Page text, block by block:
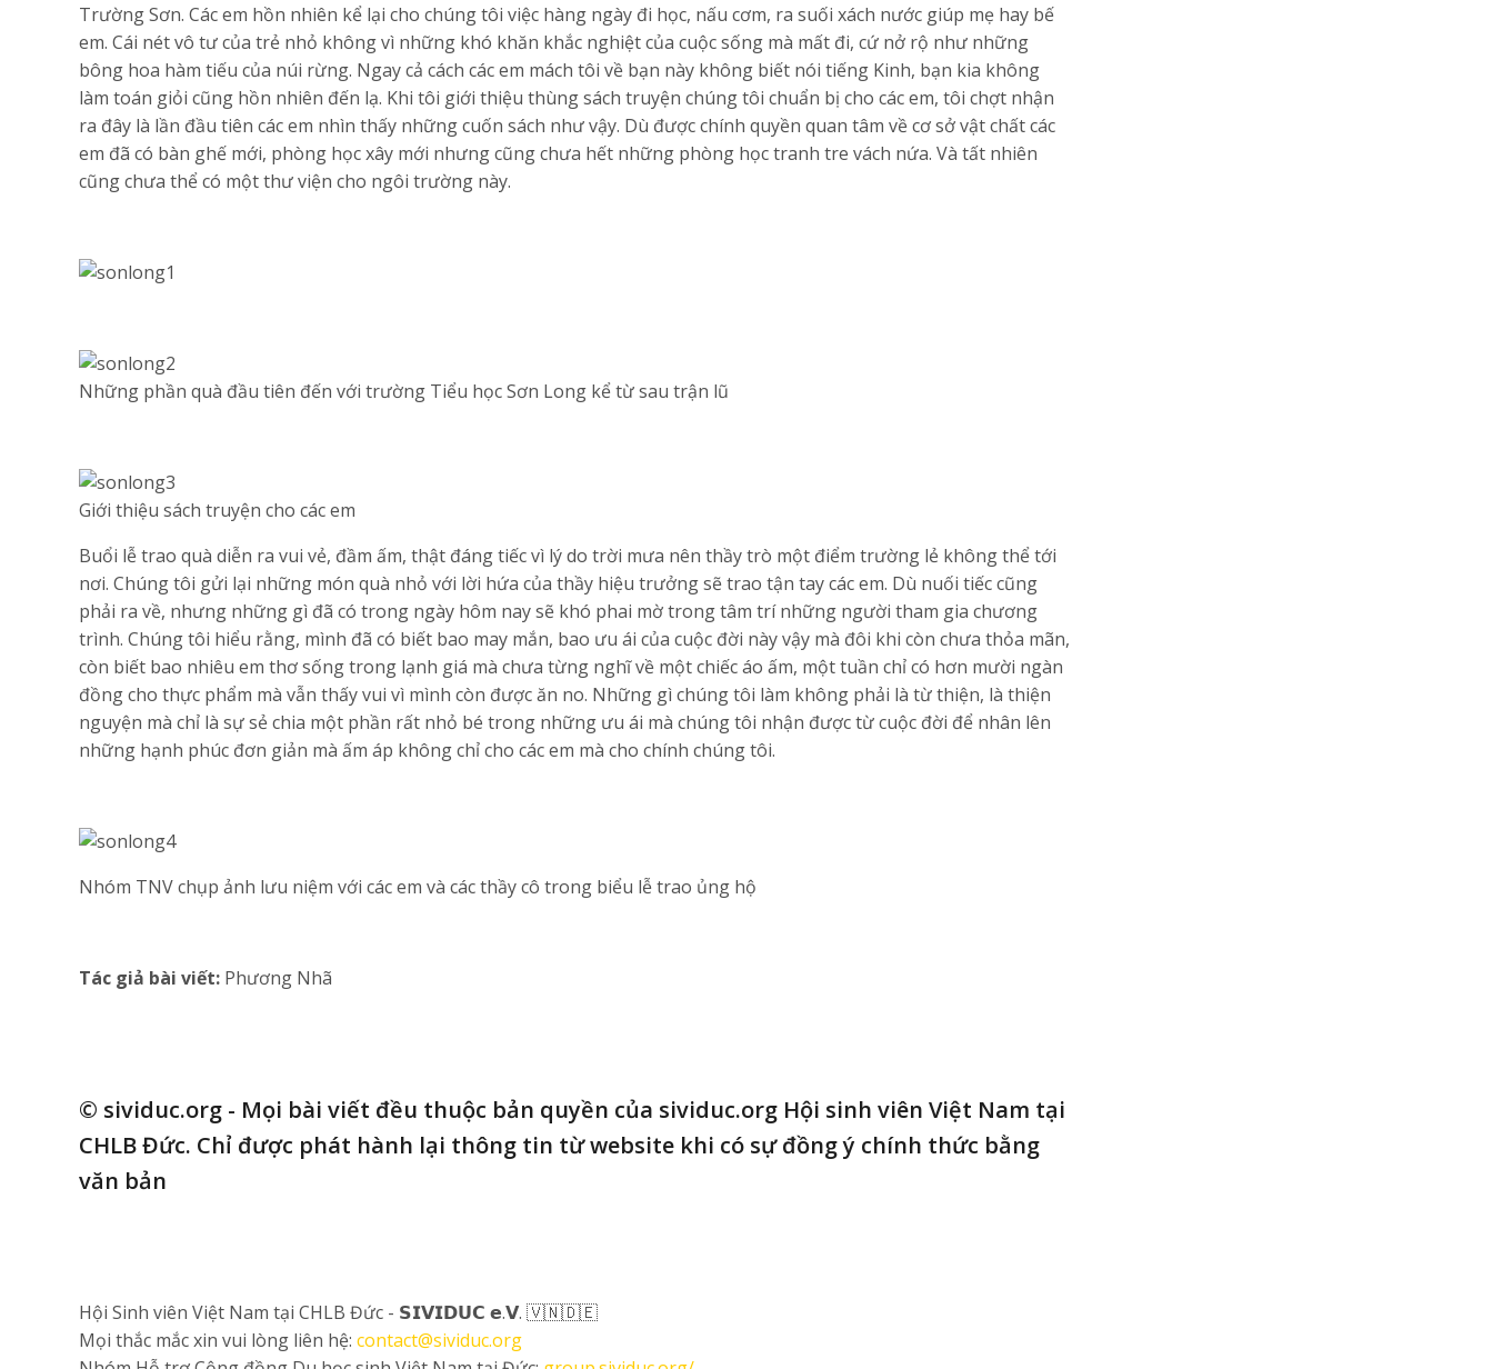
Trường Sơn. Các em hồn nhiên kể lại cho chúng tôi việc hàng ngày đi học, nấu cơm, ra suối xách nước giúp mẹ hay bế
em. Cái nét vô tư của trẻ nhỏ không vì những khó khăn khắc nghiệt của cuộc sống mà mất đi, cứ nở rộ như những
bông hoa hàm tiếu của núi rừng. Ngay cả cách các em mách tôi về bạn này không biết nói tiếng Kinh, bạn kia không
làm toán giỏi cũng hồn nhiên đến lạ. Khi tôi giới thiệu thùng sách truyện chúng tôi chuẩn bị cho các em, tôi chợt nhận
ra đây là lần đầu tiên các em nhìn thấy những cuốn sách như vậy. Dù được chính quyền quan tâm về cơ sở vật chất các
em đã có bàn ghế mới, phòng học xây mới nhưng cũng chưa hết những phòng học tranh tre vách nứa. Và tất nhiên
cũng chưa thể có một thư viện cho ngôi trường này.
Những phần quà đầu tiên đến với trường Tiểu học Sơn Long kể từ sau trận lũ
Giới thiệu sách truyện cho các em
Buổi lễ trao quà diễn ra vui vẻ, đầm ấm, thật đáng tiếc vì lý do trời mưa nên thầy trò một điểm trường lẻ không thể tới
nơi. Chúng tôi gửi lại những món quà nhỏ với lời hứa của thầy hiệu trưởng sẽ trao tận tay các em. Dù nuối tiếc cũng
phải ra về, nhưng những gì đã có trong ngày hôm nay sẽ khó phai mờ trong tâm trí những người tham gia chương
trình. Chúng tôi hiểu rằng, mình đã có biết bao may mắn, bao ưu ái của cuộc đời này vậy mà đôi khi còn chưa thỏa mãn,
còn biết bao nhiêu em thơ sống trong lạnh giá mà chưa từng nghĩ về một chiếc áo ấm, một tuần chỉ có hơn mười ngàn
đồng cho thực phẩm mà vẫn thấy vui vì mình còn được ăn no. Những gì chúng tôi làm không phải là từ thiện, là thiện
nguyện mà chỉ là sự sẻ chia một phần rất nhỏ bé trong những ưu ái mà chúng tôi nhận được từ cuộc đời để nhân lên
những hạnh phúc đơn giản mà ấm áp không chỉ cho các em mà cho chính chúng tôi.
Nhóm TNV chụp ảnh lưu niệm với các em và các thầy cô trong biểu lễ trao ủng hộ
Tác giả bài viết: Phương Nhã
© sividuc.org - Mọi bài viết đều thuộc bản quyền của sividuc.org Hội sinh viên Việt Nam tại
CHLB Đức. Chỉ được phát hành lại thông tin từ website khi có sự đồng ý chính thức bằng
văn bản
Hội Sinh viên Việt Nam tại CHLB Đức - 𝗦𝗜𝗩𝗜𝗗𝗨𝗖 𝗲.𝗩. 🇻🇳🇩🇪
Mọi thắc mắc xin vui lòng liên hệ: contact@sividuc.org